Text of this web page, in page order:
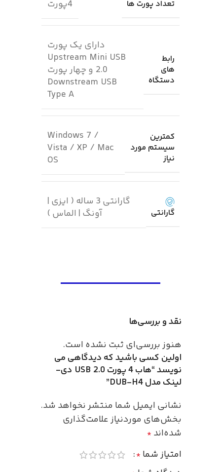
تعداد پورت ها 4پورت
رابط
های
دستگاه
دارای یک پورت
Upstream Mini USB
2.0 و چهار پورت
Downstream USB
Type A
کمترین
سیستم مورد
نیاز
Windows 7 /
Vista / XP / Mac
OS
گارانتی
گارانتی 3 ساله ( ایزی |
آونگ | الماس )
نقد و بررسی‌ها
هنوز بررسی‌ای ثبت نشده است.
اولین کسی باشید که دیدگاهی می
نویسد “هاب 4 پورت USB 2.0 دی-
لینک مدل DUB-H4”
نشانی ایمیل شما منتشر نخواهد شد.
بخش‌های موردنیاز علامت‌گذاری
شده‌اند *
امتیاز شما *